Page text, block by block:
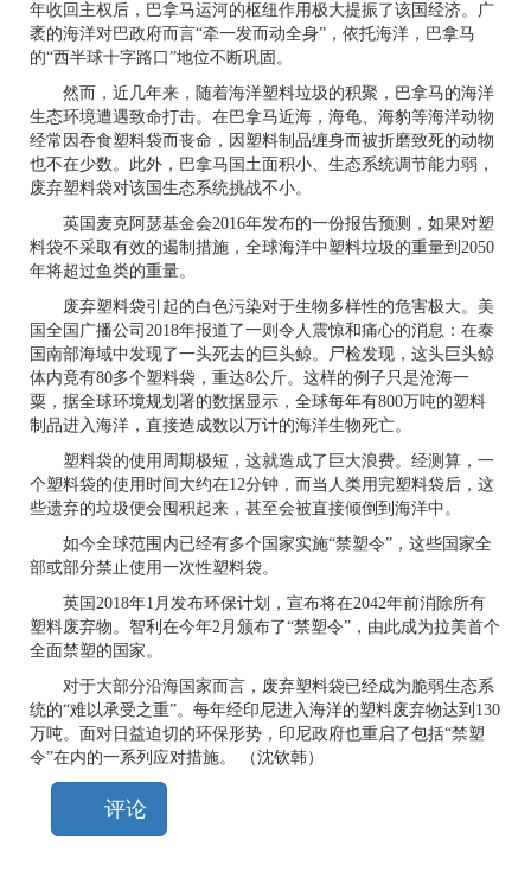
年收回主权后，巴拿马运河的枢纽作用极大提振了该国经济。广
袤的海洋对巴政府而言“牵一发而动全身”，依托海洋，巴拿马
的“西半球十字路口”地位不断巩固。
然而，近几年来，随着海洋塑料垃圾的积聚，巴拿马的海洋
生态环境遭遇致命打击。在巴拿马近海，海龟、海豹等海洋动物
经常因吞食塑料袋而丧命，因塑料制品缠身而被折磨致死的动物
也不在少数。此外，巴拿马国土面积小、生态系统调节能力弱，
废弃塑料袋对该国生态系统挑战不小。
英国麦克阿瑟基金会2016年发布的一份报告预测，如果对塑
料袋不采取有效的遏制措施，全球海洋中塑料垃圾的重量到 2050
年将超过鱼类的重量。
废弃塑料袋引起的白色污染对于生物多样性的危害极大。美
国全国广播公司 2018年报道了一则令人震惊和痛心的消息：在泰
国南部海域中发现了一头死去的巨头鲸。尸检发现，这头巨头鲸
体内竟有80多个塑料袋，重达8公斤。这样的例子只是沧海一
粟，据全球环境规划署的数据显示，全球每年有800万吨的塑料
制品进入海洋，直接造成数以万计的海洋生物死亡。
塑料袋的使用周期极短，这就造成了巨大浪费。经测算，一
个塑料袋的使用时间大约在12分钟，而当人类用完塑料袋后，这
些遗弃的垃圾便会囤积起来，甚至会被直接倾倒到海洋中。
如今全球范围内已经有多个国家实施“禁塑令”，这些国家全
部或部分禁止使用一次性塑料袋。
英国 2018年1 月发布环保计划，宣布将在2042年前消除所有
塑料废弃物。智利在今年2月颁布了“禁塑令”，由此成为拉美首个
全面禁塑的国家。
对于大部分沿海国家而言，废弃塑料袋已经成为脆弱生态系
统的“难以承受之重”。每年经印尼进入海洋的塑料废弃物达到 130
万吨。面对日益迫切的环保形势，印尼政府也重启了包括“禁塑
令”在内的一系列应对措施。 （沈钦韩）
评论